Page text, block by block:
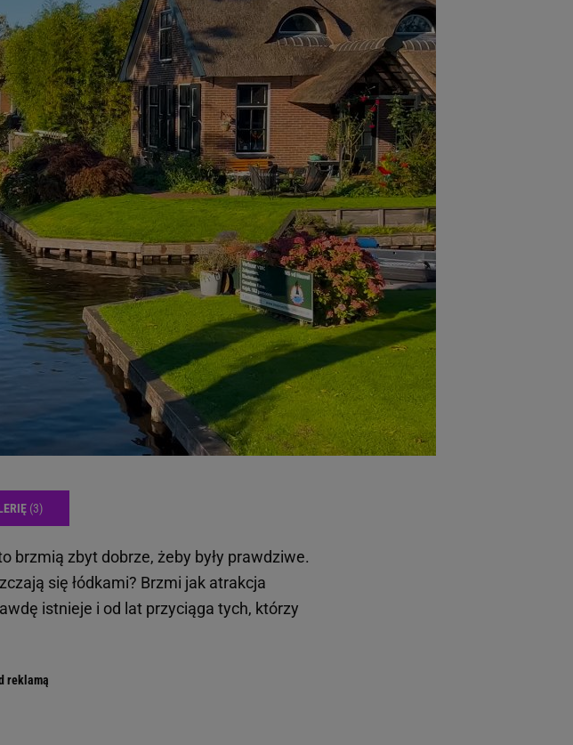
(3)
brzmią zbyt dobrze, żeby były prawdziwe.
się łódkami? Brzmi jak atrakcja
istnieje i od lat przyciąga tych, którzy
osobowe w następujących celach:
charakterystyki urządzenia do celów identyfikacji.
reklamy i treści, pomiar reklam i treści,